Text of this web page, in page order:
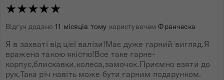
★★★★★
Відгук додано11 місяців тому користувачемФранческа
Я в захваті від цієї валізи!Має дуже гарний вигляд.Я
вражена такою якістю!Все таке гарне-
корпус,блискавки,колеса,замочок.Приємно взяти до
рук.Така річ навіть може бути гарним подарунком.